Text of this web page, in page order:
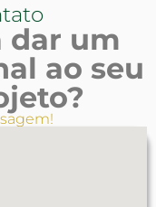
dar um
ao seu